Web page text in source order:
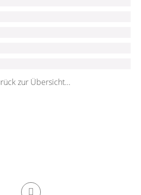
zur Übersicht…